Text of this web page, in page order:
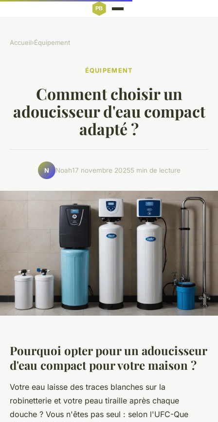
Accueil›Équipement
ÉQUIPEMENT
Comment choisir un
adoucisseur d'eau compact
adapté ?
N Noah17 novembre 20255 min de lecture
Pourquoi opter pour un adoucisseur
d'eau compact pour votre maison ?
Votre eau laisse des traces blanches sur la
robinetterie et votre peau tiraille après chaque
douche ? Vous n'êtes pas seul : selon l'UFC-Que